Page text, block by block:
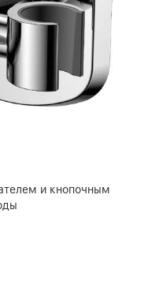
и кнопочным